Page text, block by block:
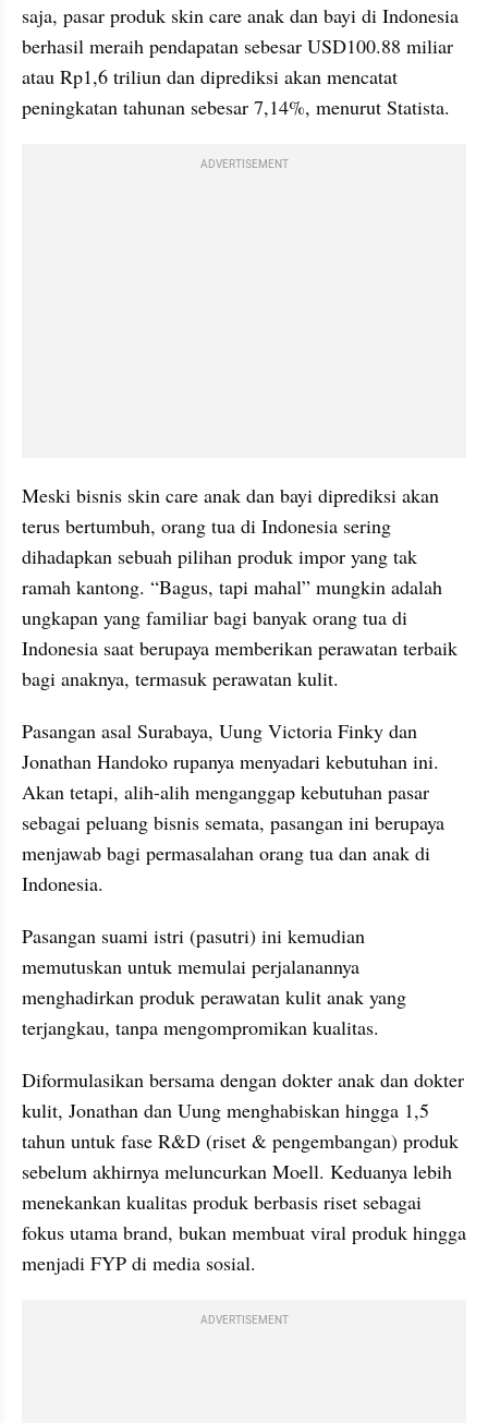
saja, pasar produk skin care anak dan bayi di Indonesia
berhasil meraih pendapatan sebesar USD100.88 miliar
atau Rp1,6 triliun dan diprediksi akan mencatat
peningkatan tahunan sebesar 7,14%, menurut Statista.
ADVERTISEMENT
Meski bisnis skin care anak dan bayi diprediksi akan
terus bertumbuh, orang tua di Indonesia sering
dihadapkan sebuah pilihan produk impor yang tak
ramah kantong. “Bagus, tapi mahal” mungkin adalah
ungkapan yang familiar bagi banyak orang tua di
Indonesia saat berupaya memberikan perawatan terbaik
bagi anaknya, termasuk perawatan kulit.
Pasangan asal Surabaya, Uung Victoria Finky dan
Jonathan Handoko rupanya menyadari kebutuhan ini.
Akan tetapi, alih-alih menganggap kebutuhan pasar
sebagai peluang bisnis semata, pasangan ini berupaya
menjawab bagi permasalahan orang tua dan anak di
Indonesia.
Pasangan suami istri (pasutri) ini kemudian
memutuskan untuk memulai perjalanannya
menghadirkan produk perawatan kulit anak yang
terjangkau, tanpa mengompromikan kualitas.
Diformulasikan bersama dengan dokter anak dan dokter
kulit, Jonathan dan Uung menghabiskan hingga 1,5
tahun untuk fase R&D (riset & pengembangan) produk
sebelum akhirnya meluncurkan Moell. Keduanya lebih
menekankan kualitas produk berbasis riset sebagai
fokus utama brand, bukan membuat viral produk hingga
menjadi FYP di media sosial.
ADVERTISEMENT